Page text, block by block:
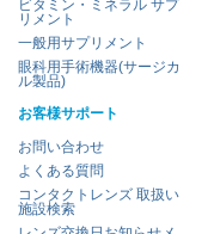
ビタミン・ミネラル サプ
リメント
一般用サプリメント
眼科用手術機器(サージカ
ル製品)
お客様サポート
お問い合わせ
よくある質問
コンタクトレンズ 取扱い
施設検索